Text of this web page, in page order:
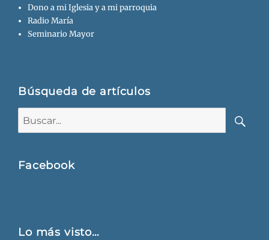
Dono a mi Iglesia y a mi parroquia
Radio María
Seminario Mayor
Búsqueda de artículos
Facebook
Lo más visto…